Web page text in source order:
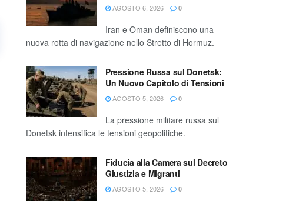
AGOSTO 6, 2026 0
Iran e Oman definiscono una
nuova rotta di navigazione nello Stretto di Hormuz.
Pressione Russa sul Donetsk:
Un Nuovo Capitolo di Tensioni
AGOSTO 5, 2026 0
La pressione militare russa sul
Donetsk intensifica le tensioni geopolitiche.
Fiducia alla Camera sul Decreto
Giustizia e Migranti
AGOSTO 5, 2026 0